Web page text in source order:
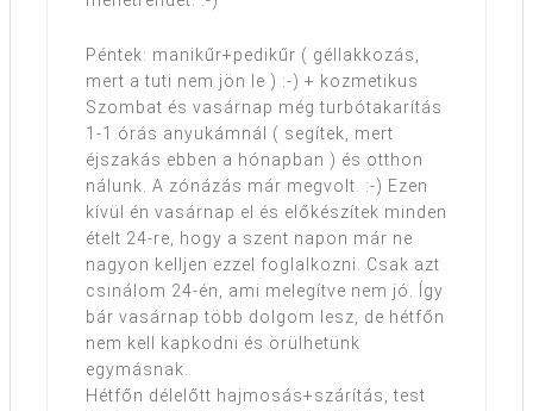
Péntek: manikűr+pedikűr ( géllakkozás,
mert a tuti nem jön le ) :-) + kozmetikus
Szombat és vasárnap még turbótakarítás
1-1 órás anyukámnál ( segítek, mert
éjszakás ebben a hónapban ) és otthon
nálunk. A zónázás már megvolt. :-) Ezen
kívül én vasárnap el és előkészítek minden
ételt 24-re, hogy a szent napon már ne
nagyon kelljen ezzel foglalkozni. Csak azt
csinálom 24-én, ami melegítve nem jó. Így
bár vasárnap több dolgom lesz, de hétfőn
nem kell kapkodni és örülhetünk
egymásnak.
Hétfőn délelőtt hajmosás+szárítás, test